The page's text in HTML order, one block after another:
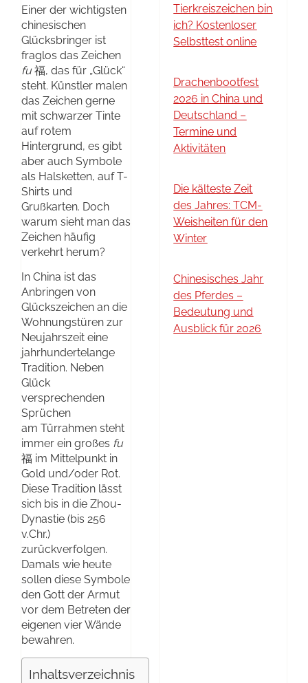
Einer der wichtigsten
chinesischen
Glücksbringer ist
fraglos das Zeichen
fu福, das für „Glück“
steht. Künstler malen
das Zeichen gerne
mit schwarzer Tinte
auf rotem
Hintergrund, es gibt
aber auch Symbole
als Halsketten, auf T-
Shirts und
Grußkarten. Doch
warum sieht man das
Zeichen häufig
verkehrt herum?
In China ist das
Anbringen von
Glückszeichen an die
Wohnungstüren zur
Neujahrszeit eine
jahrhundertelange
Tradition. Neben
Glück
versprechenden
Sprüchen
am Türrahmen steht
immer ein großes fu
福 im Mittelpunkt in
Gold und/oder Rot.
Diese Tradition lässt
sich bis in die Zhou-
Dynastie (bis 256
v.Chr.)
zurückverfolgen.
Damals wie heute
sollen diese Symbole
den Gott der Armut
vor dem Betreten der
eigenen vier Wände
bewahren.
Inhaltsverzeichnis
Tierkreiszeichen bin
ich? Kostenloser
Selbsttest online
Drachenbootfest
2026 in China und
Deutschland –
Termine und
Aktivitäten
Die kälteste Zeit
des Jahres: TCM-
Weisheiten für den
Winter
Chinesisches Jahr
des Pferdes –
Bedeutung und
Ausblick für 2026